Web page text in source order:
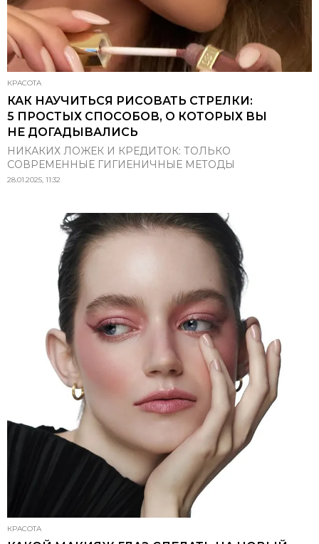
КРАСОТА
КАК НАУЧИТЬСЯ РИСОВАТЬ СТРЕЛКИ:
5 ПРОСТЫХ СПОСОБОВ, О КОТОРЫХ ВЫ
НЕ ДОГАДЫВАЛИСЬ
НИКАКИХ ЛОЖЕК И КРЕДИТОК: ТОЛЬКО
СОВРЕМЕННЫЕ ГИГИЕНИЧНЫЕ МЕТОДЫ
28.01.2025, 11:32
КРАСОТА